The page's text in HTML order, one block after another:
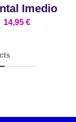
Imedio
14,95 €